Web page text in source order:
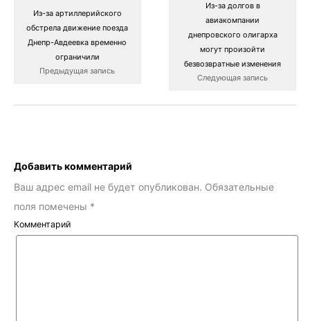
Из-за артиллерийского
обстрела движение поезда
Днепр-Авдеевка временно
ограничили
Предыдущая запись
Из-за долгов в
авиакомпании
днепровского олигарха
могут произойти
безвозвратные изменения
Следующая запись
Добавить комментарий
Ваш адрес email не будет опубликован. Обязательные
поля помечены *
Комментарий